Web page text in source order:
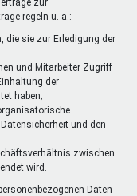
regeln u. a.:
die sie zur Erledigung der
und Mitarbeiter Zugriff
der
haben;
und den
zwischen
wird.
Daten